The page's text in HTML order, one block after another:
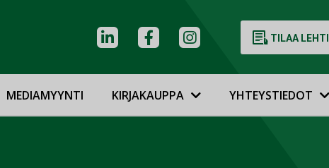
TILAA LEHTI
MEDIAMYYNTI KIRJAKAUPPA YHTEYSTIEDOT